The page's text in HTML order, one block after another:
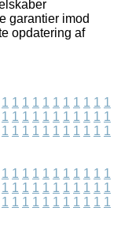
garantier imod
opdatering af
1 1 1 1 1 1 1 1 1 1 1
1 1 1 1 1 1 1 1 1 1 1
1 1 1 1 1 1 1 1 1 1 1
1 1 1 1 1 1 1 1 1 1 1
1 1 1 1 1 1 1 1 1 1 1
1 1 1 1 1 1 1 1 1 1 1